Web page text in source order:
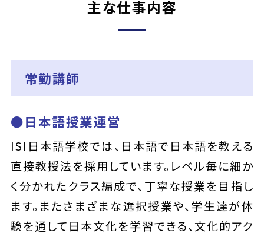
主な仕事内容
常勤講師
●日本語授業運営
ISI日本語学校では、日本語で日本語を教える
直接教授法を採用しています。レベル毎に細か
く分かれたクラス編成で、丁寧な授業を目指し
ます。またさまざまな選択授業や、学生達が体
験を通して日本文化を学習できる、文化的アク